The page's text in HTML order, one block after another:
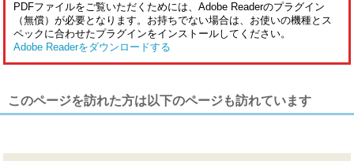
PDFファイルをご覧いただくためには、Adobe Readerのプラグイン
（無償）が必要となります。お持ちでない場合は、お使いの機種とス
ペックに合わせたプラグインをインストールしてください。
Adobe Readerをダウンロードする
このページを訪れた方は以下のページも訪れています